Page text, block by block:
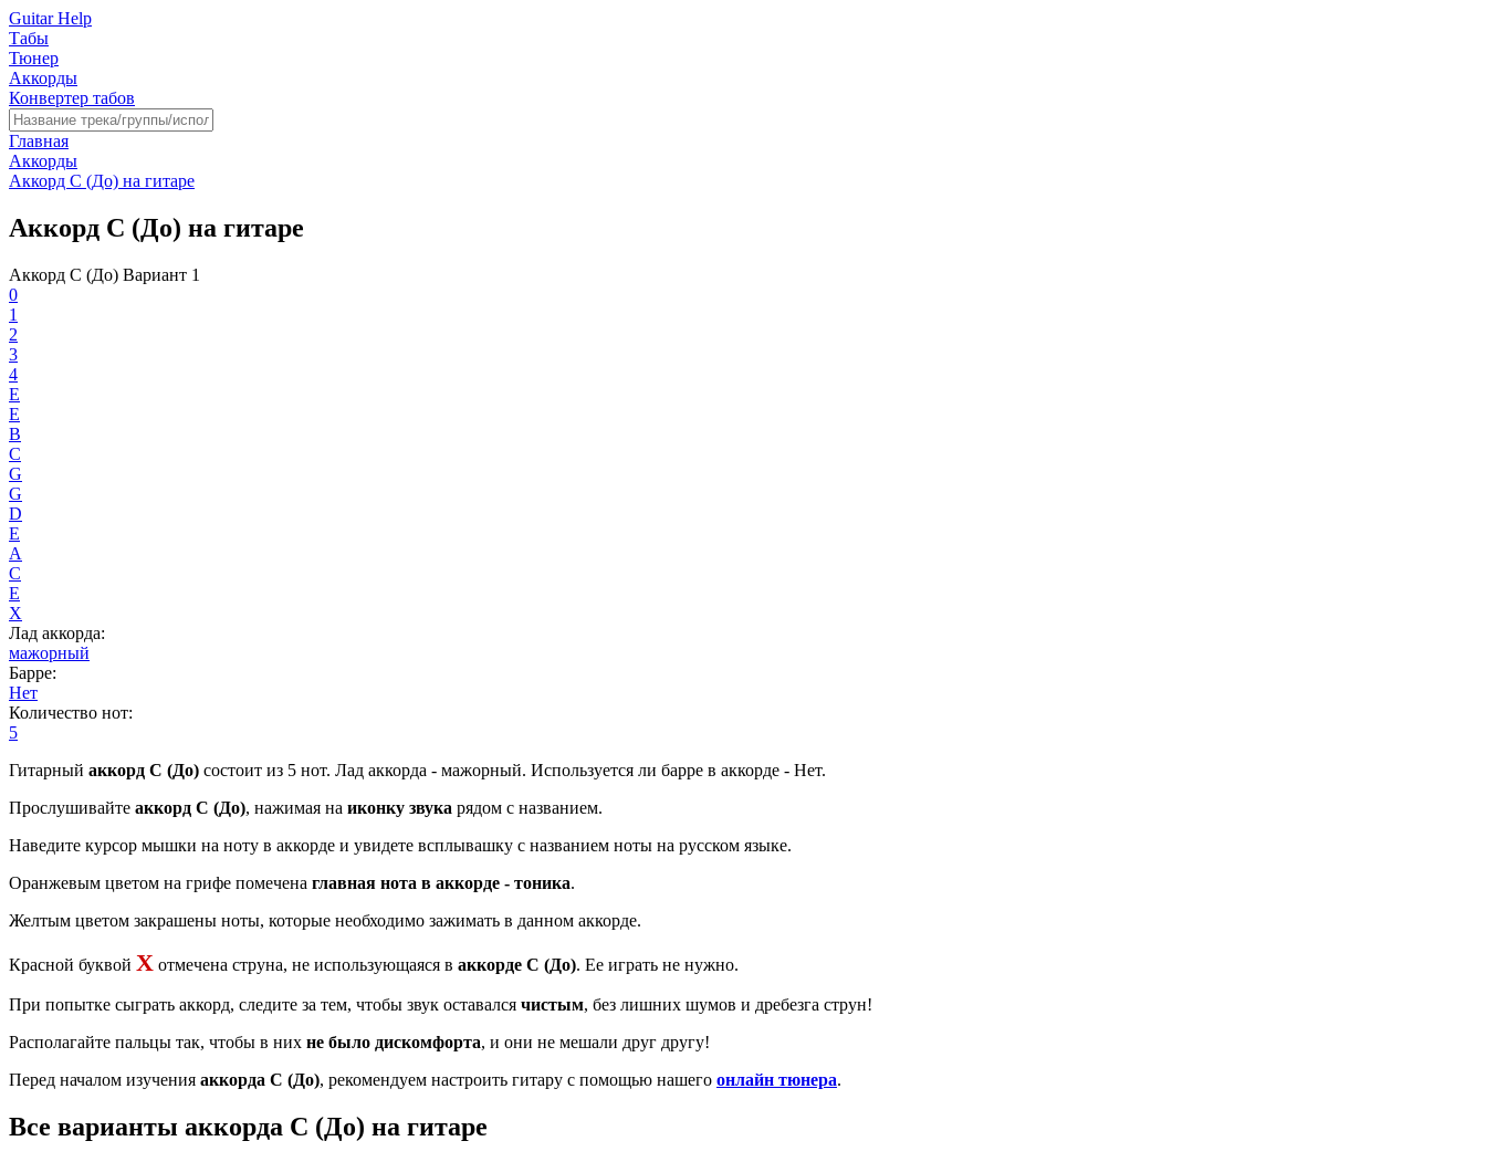
Guitar Help
Табы
Тюнер
Аккорды
Конвертер табов
Главная
Аккорды
Аккорд C (До) на гитаре
Аккорд C (До) на гитаре
Аккорд C (До) Вариант 1
0
1
2
3
4
E
E
B
C
G
G
D
E
A
C
E
X
Лад аккорда:
мажорный
Барре:
Нет
Количество нот:
5
Гитарный аккорд C (До) состоит из 5 нот. Лад аккорда - мажорный. Используется ли барре в аккорде - Нет.
Прослушивайте аккорд C (До), нажимая на иконку звука рядом с названием.
Наведите курсор мышки на ноту в аккорде и увидете всплывашку с названием ноты на русском языке.
Оранжевым цветом на грифе помечена главная нота в аккорде - тоника.
Желтым цветом закрашены ноты, которые необходимо зажимать в данном аккорде.
Красной буквой X отмечена струна, не использующаяся в аккорде C (До). Ее играть не нужно.
При попытке сыграть аккорд, следите за тем, чтобы звук оставался чистым, без лишних шумов и дребезга струн!
Располагайте пальцы так, чтобы в них не было дискомфорта, и они не мешали друг другу!
Перед началом изучения аккорда C (До), рекомендуем настроить гитару с помощью нашего онлайн тюнера.
Все варианты аккорда C (До) на гитаре